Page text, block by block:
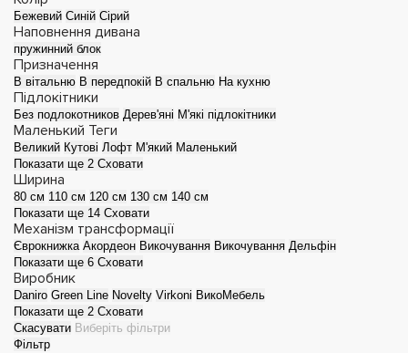
Бежевий Синій Сірий
Наповнення дивана
пружинний блок
Призначення
В вітальню В передпокій В спальню На кухню
Підлокітники
Без подлокотников Дерев'яні М'які підлокітники
Маленький Теги
Великий Кутові Лофт М'який Маленький
Показати ще 2 Сховати
Ширина
80 см 110 см 120 см 130 см 140 см
Показати ще 14 Сховати
Механізм трансформації
Єврокнижка Акордеон Викочування Викочування Дельфін
Показати ще 6 Сховати
Виробник
Daniro Green Line Novelty Virkoni ВикоМебель
Показати ще 2 Сховати
Скасувати Виберіть фільтри
Фільтр